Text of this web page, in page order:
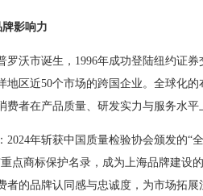
影响力
罗沃市诞生，1996年成功登陆纽约证
地区近50个市场的跨国企业。全球化
者在产品质量、研发实力与服务水平
2024年斩获中国质量检验协会颁发的“
点商标保护名录，成为上海品牌建设
的品牌认同感与忠诚度，为市场拓展